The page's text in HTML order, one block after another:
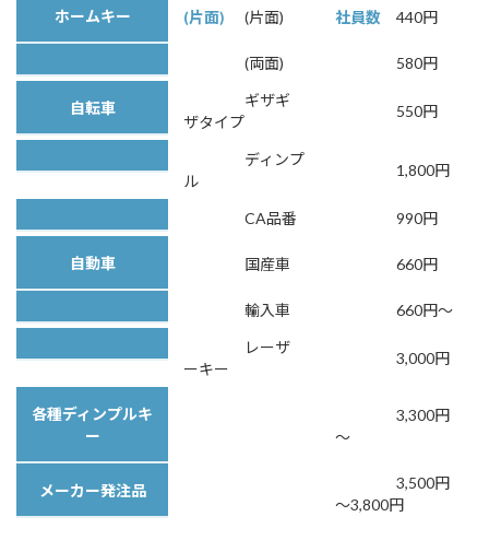
ホームキー
(片面) 440円
(両面) 580円
自転車
ギザギ
ザタイプ
550円
ディンプ
ル
1,800円
CA品番 990円
自動車 国産車 660円
輸入車
660円～
レーザ
ーキー
3,000円
各種ディンプルキ
ー
3,300円
～
メーカー発注品
3,500円
～3,800円